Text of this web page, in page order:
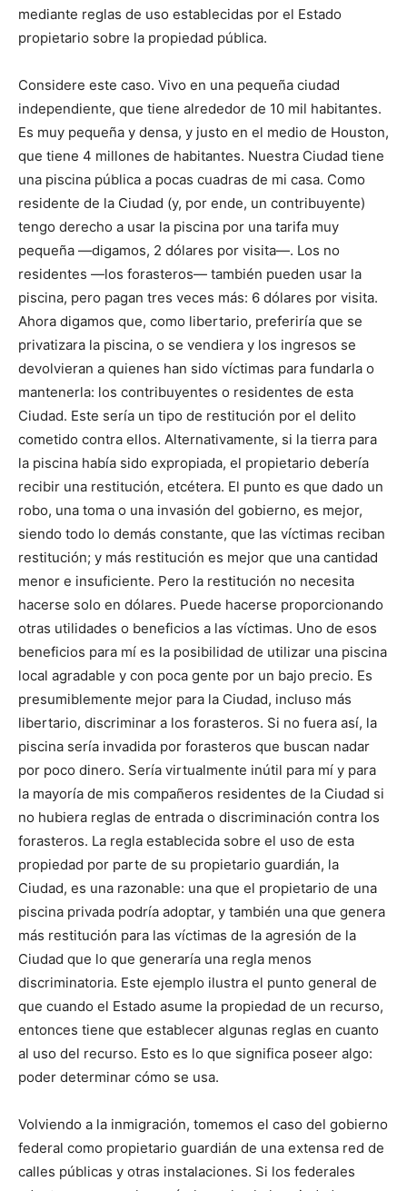
mediante reglas de uso establecidas por el Estado
propietario sobre la propiedad pública.
Considere este caso. Vivo en una pequeña ciudad
independiente, que tiene alrededor de 10 mil habitantes.
Es muy pequeña y densa, y justo en el medio de Houston,
que tiene 4 millones de habitantes. Nuestra Ciudad tiene
una piscina pública a pocas cuadras de mi casa. Como
residente de la Ciudad (y, por ende, un contribuyente)
tengo derecho a usar la piscina por una tarifa muy
pequeña —digamos, 2 dólares por visita—. Los no
residentes —los forasteros— también pueden usar la
piscina, pero pagan tres veces más: 6 dólares por visita.
Ahora digamos que, como libertario, preferiría que se
privatizara la piscina, o se vendiera y los ingresos se
devolvieran a quienes han sido víctimas para fundarla o
mantenerla: los contribuyentes o residentes de esta
Ciudad. Este sería un tipo de restitución por el delito
cometido contra ellos. Alternativamente, si la tierra para
la piscina había sido expropiada, el propietario debería
recibir una restitución, etcétera. El punto es que dado un
robo, una toma o una invasión del gobierno, es mejor,
siendo todo lo demás constante, que las víctimas reciban
restitución; y más restitución es mejor que una cantidad
menor e insuficiente. Pero la restitución no necesita
hacerse solo en dólares. Puede hacerse proporcionando
otras utilidades o beneficios a las víctimas. Uno de esos
beneficios para mí es la posibilidad de utilizar una piscina
local agradable y con poca gente por un bajo precio. Es
presumiblemente mejor para la Ciudad, incluso más
libertario, discriminar a los forasteros. Si no fuera así, la
piscina sería invadida por forasteros que buscan nadar
por poco dinero. Sería virtualmente inútil para mí y para
la mayoría de mis compañeros residentes de la Ciudad si
no hubiera reglas de entrada o discriminación contra los
forasteros. La regla establecida sobre el uso de esta
propiedad por parte de su propietario guardián, la
Ciudad, es una razonable: una que el propietario de una
piscina privada podría adoptar, y también una que genera
más restitución para las víctimas de la agresión de la
Ciudad que lo que generaría una regla menos
discriminatoria. Este ejemplo ilustra el punto general de
que cuando el Estado asume la propiedad de un recurso,
entonces tiene que establecer algunas reglas en cuanto
al uso del recurso. Esto es lo que significa poseer algo:
poder determinar cómo se usa.
Volviendo a la inmigración, tomemos el caso del gobierno
federal como propietario guardián de una extensa red de
calles públicas y otras instalaciones. Si los federales